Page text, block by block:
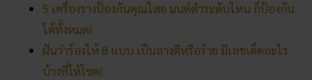
5 เครื่องรางป้องกันคุณไสย มนต์ดำระดับไหน ก็ป้องกัน
ได้ทั้งหมด!
ฝันว่าร้องไห้ 8 แบบ เป็นลางดีหรือร้าย มีเลขเด็ดอะไร
บ้างที่ให้โชค!